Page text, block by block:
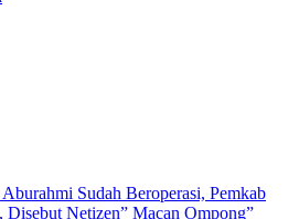
Sudah Beroperasi, Pemkab
Netizen” Macan Ompong”